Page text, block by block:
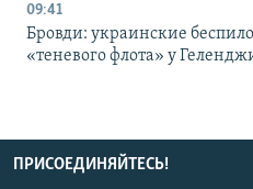
09:41
Бровди: украинские
«теневого флота» у
ПРИСОЕДИНЯЙТЕСЬ!